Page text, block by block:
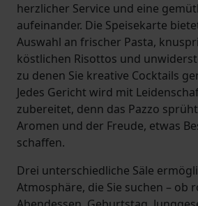
herzlicher Service und eine
aufeinander. Die Speisekarte
Auswahl an frischer Pasta,
köstlichen Risottos und
zu denen Sie kreative Cocktails
Jedes Gericht wird mit
zubereitet, denn das Pazzo
Aromen und der Freude, etwas
schaffen.
Drei unterschiedliche Säle
Atmosphäre, die Sie suchen – ob